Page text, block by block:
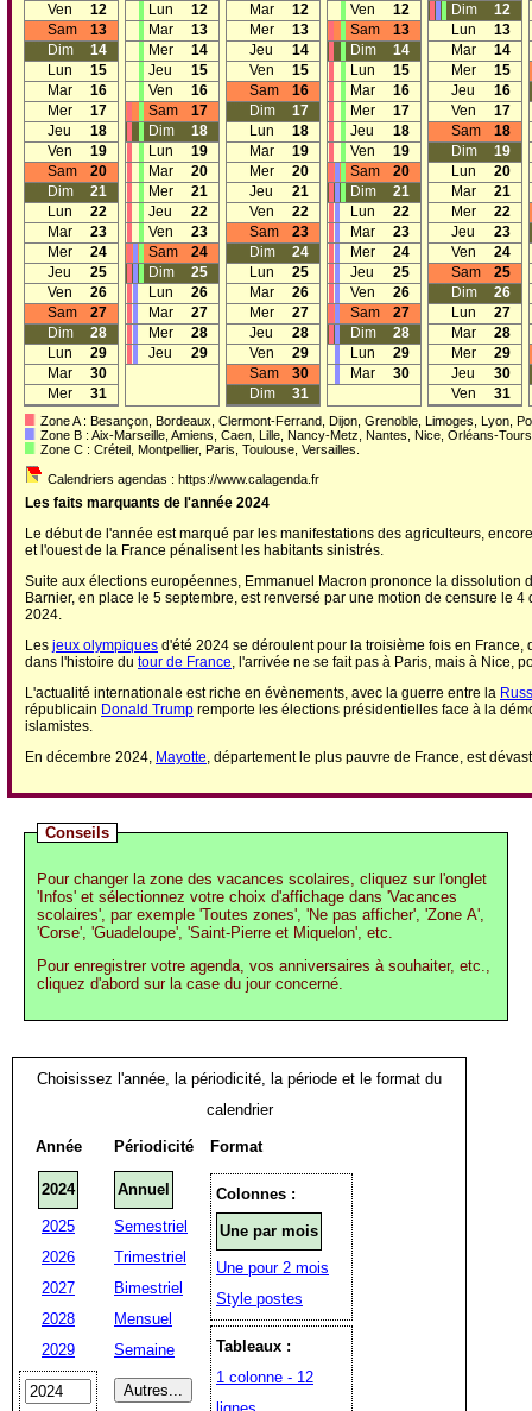
Ven
12
Sam
13
Dim
14
Lun
15
Mar
16
Mer
17
Jeu
18
Ven
19
Sam
20
Dim
21
Lun
22
Mar
23
Mer
24
Jeu
25
Ven
26
Sam
27
Dim
28
Lun
29
Mar
30
Mer
31
Lun
12
Mar
13
Mer
14
Jeu
15
Ven
16
Sam
17
Dim
18
Lun
19
Mar
20
Mer
21
Jeu
22
Ven
23
Sam
24
Dim
25
Lun
26
Mar
27
Mer
28
Jeu
29
Mar
12
Mer
13
Jeu
14
Ven
15
Sam
16
Dim
17
Lun
18
Mar
19
Mer
20
Jeu
21
Ven
22
Sam
23
Dim
24
Lun
25
Mar
26
Mer
27
Jeu
28
Ven
29
Sam
30
Dim
31
Ven
12
Sam
13
Dim
14
Lun
15
Mar
16
Mer
17
Jeu
18
Ven
19
Sam
20
Dim
21
Lun
22
Mar
23
Mer
24
Jeu
25
Ven
26
Sam
27
Dim
28
Lun
29
Mar
30
Dim
12
Lun
13
Mar
14
Mer
15
Jeu
16
Ven
17
Sam
18
Dim
19
Lun
20
Mar
21
Mer
22
Jeu
23
Ven
24
Sam
25
Dim
26
Lun
27
Mar
28
Mer
29
Jeu
30
Ven
31
Zone A : Besançon, Bordeaux, Clermont-Ferrand, Dijon, Grenoble, Limoges, Lyon,
Zone B : Aix-Marseille, Amiens, Caen, Lille, Nancy-Metz, Nantes, Nice, Orléans-
Zone C : Créteil, Montpellier, Paris, Toulouse, Versailles.
Calendriers agendas : https://www.calagenda.fr
Les faits marquants de l'année 2024
Le début de l'année est marqué par les manifestations des agriculteurs,
et l'ouest de la France pénalisent les habitants sinistrés.
Suite aux élections européennes, Emmanuel Macron prononce la
Barnier, en place le 5 septembre, est renversé par une motion de censure le
2024.
Les jeux olympiques d'été 2024 se déroulent pour la troisième fois en
dans l'histoire du tour de France, l'arrivée ne se fait pas à Paris, mais à Nice,
L'actualité internationale est riche en évènements, avec la guerre entre la
républicain Donald Trump remporte les élections présidentielles face à la
islamistes.
En décembre 2024, Mayotte, département le plus pauvre de France, est
Conseils
Pour changer la zone des vacances scolaires, cliquez sur l'onglet
'Infos' et sélectionnez votre choix d'affichage dans 'Vacances
scolaires', par exemple 'Toutes zones', 'Ne pas afficher', 'Zone A',
'Corse', 'Guadeloupe', 'Saint-Pierre et Miquelon', etc.
Pour enregistrer votre agenda, vos anniversaires à souhaiter, etc.,
cliquez d'abord sur la case du jour concerné.
Choisissez l'année, la périodicité, la période et le format du
calendrier
Année
2024
2025
2026
2027
2028
2029
Périodicité
Annuel
Semestriel
Trimestriel
Bimestriel
Mensuel
Semaine
Format
Colonnes :
Une par mois
Une pour 2 mois
Style postes
Tableaux :
1 colonne - 12